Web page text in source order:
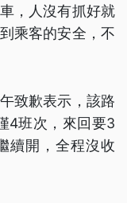
，人沒有抓好就
乘客的安全，不
致歉表示，該路
4班次，來回要3
續開，全程沒收